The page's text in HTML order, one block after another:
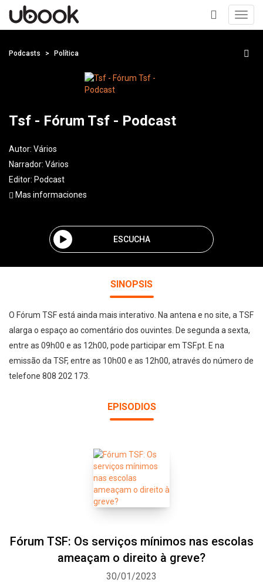
+
Podcasts Política
Tsf - Fórum Tsf - Podcast
Autor: Vários
Narrador: Vários
Editor: Podcast
Mas informaciones
ESCUCHA
SINOPSIS
O Fórum TSF está ainda mais interativo. Na antena e no site, a TSF
alarga o espaço ao comentário dos ouvintes. De segunda a sexta,
entre as 09h00 e as 12h00, pode participar em TSF.pt. E na
emissão da TSF, entre as 10h00 e as 12h00, através do número de
telefone 808 202 173.
EPISODIOS
Fórum TSF: Os serviços mínimos nas escolas
ameaçam o direito à greve?
30/01/2023